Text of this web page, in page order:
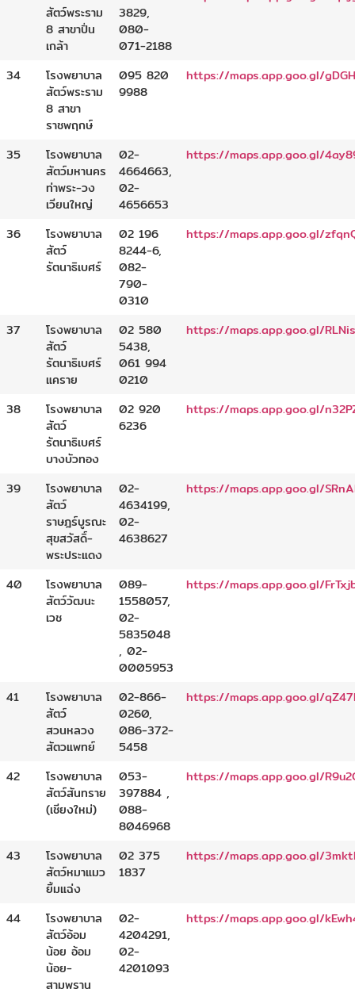
สัตว์พระราม
8 สาขาปิ่น
เกล้า
3829,
080-
071-2188
34
โรงพยาบาล
สัตว์พระราม
8 สาขา
ราชพฤกษ์
095 820
9988
https://maps.app.goo.gl/
35
โรงพยาบาล
สัตว์มหานคร
ท่าพระ-วง
เวียนใหญ่
02-
4664663,
02-
4656653
https://maps.app.goo.gl/
36
โรงพยาบาล
สัตว์
รัตนาธิเบศร์
02 196
8244-6,
082-
790-
0310
https://maps.app.goo.gl/
37
โรงพยาบาล
สัตว์
รัตนาธิเบศร์
แคราย
02 580
5438,
061 994
0210
https://maps.app.goo.gl/
38
โรงพยาบาล
สัตว์
รัตนาธิเบศร์
บางบัวทอง
02 920
6236
https://maps.app.goo.gl/
39
โรงพยาบาล
สัตว์
ราษฎร์บูรณะ
สุขสวัสดิ์-
พระประแดง
02-
4634199,
02-
4638627
https://maps.app.goo.gl/
40
โรงพยาบาล
สัตว์วัฒนะ
เวช
089-
1558057,
02-
5835048
, 02-
0005953
https://maps.app.goo.gl/
41
โรงพยาบาล
สัตว์
สวนหลวง
สัตวแพทย์
02-866-
0260,
086-372-
5458
https://maps.app.goo.gl/
42
โรงพยาบาล
สัตว์สันทราย
(เชียงใหม่)
053-
397884 ,
088-
8046968
https://maps.app.goo.gl/
43
โรงพยาบาล
สัตว์หมาแมว
ยิ้มแฉ่ง
02 375
1837
https://maps.app.goo.gl/
44
โรงพยาบาล
สัตว์อ้อม
น้อย อ้อม
น้อย-
สามพราน
02-
4204291,
02-
4201093
https://maps.app.goo.gl/